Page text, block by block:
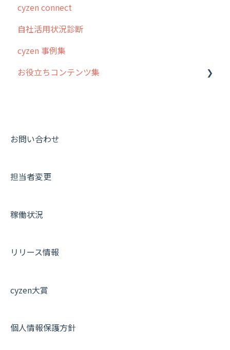
スポット
ステータス・主観
報告書・行動種別
勤怠管理
帳票出力
商品
報告閲覧
予定
日報
履歴
パフォーマンス
お知らせ
予定管理
スポット
ステータス・主観
報告書・行動種別
活動通知
商品
スポット・ステータス関連オプション
交通費自動計算
安全走行支援
写真管理・高画質化
その他オプション
契約・その他
ログインについて
グループ・ユーザーについて
GPS・位置情報 について
ルート自動記録 について
報告書について
メンバー画面について
その他よくある質問
cyzen connect
自社活用状況診断
cyzen 事例集
お役立ちコンテンツ集
動画集：共通
お問い合わせ
担当者変更
稼働状況
リリース情報
cyzen大賞
個人情報保護方針